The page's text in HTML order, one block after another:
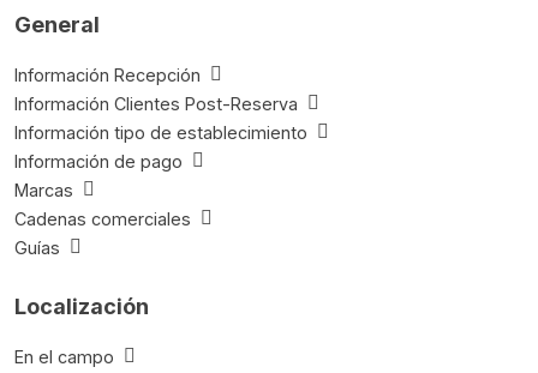
General
Información Recepción
Información Clientes Post-Reserva
Información tipo de establecimiento
Información de pago
Marcas
Cadenas comerciales
Guías
Localización
En el campo